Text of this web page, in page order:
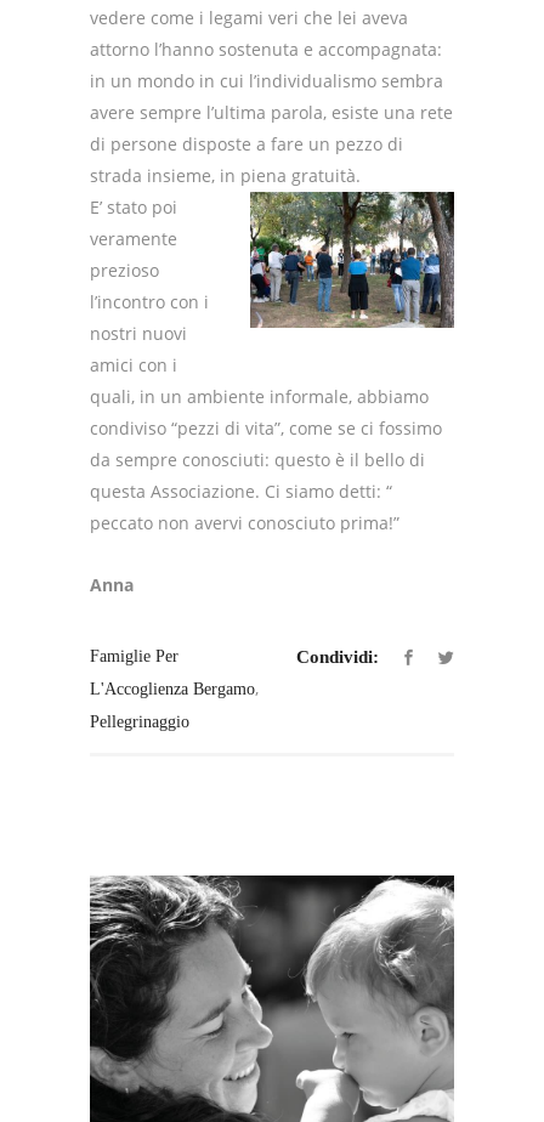
vedere come i legami veri che lei aveva
attorno l’hanno sostenuta e accompagnata:
in un mondo in cui l’individualismo sembra
avere sempre l’ultima parola, esiste una rete
di persone disposte a fare un pezzo di
strada insieme, in piena gratuità.
E’ stato poi
veramente
prezioso
l’incontro con i
nostri nuovi
amici con i
quali, in un ambiente informale, abbiamo
condiviso “pezzi di vita”, come se ci fossimo
da sempre conosciuti: questo è il bello di
questa Associazione. Ci siamo detti: “
peccato non avervi conosciuto prima!”
Anna
Famiglie Per
L'Accoglienza Bergamo,
Pellegrinaggio
Condividi: